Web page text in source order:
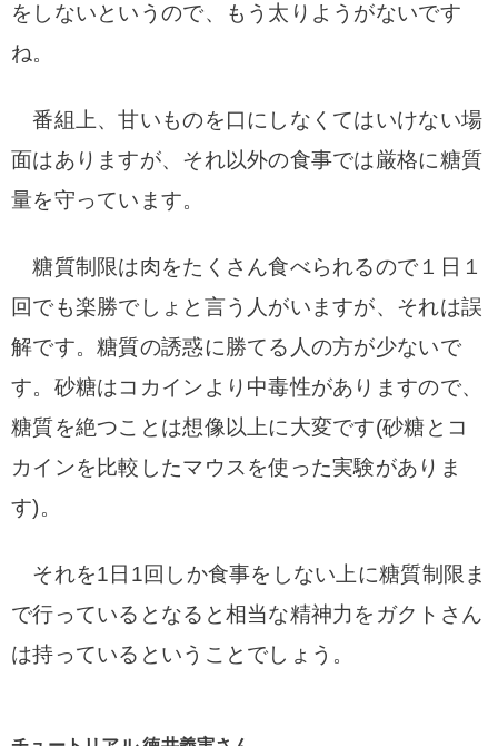
をしないというので、もう太りようがないです
ね。
番組上、甘いものを口にしなくてはいけない場
面はありますが、それ以外の食事では厳格に糖質
量を守っています。
糖質制限は肉をたくさん食べられるので１日１
回でも楽勝でしょと言う人がいますが、それは誤
解です。糖質の誘惑に勝てる人の方が少ないで
す。 砂糖はコカインより中毒性がありますので、
糖質を絶つことは想像以上に大変です(砂糖とコ
カインを比較したマウスを使った実験がありま
す)。
それを1日1回しか食事をしない上に糖質制限ま
で行っているとなると相当な精神力をガクトさん
は持っているということでしょう。